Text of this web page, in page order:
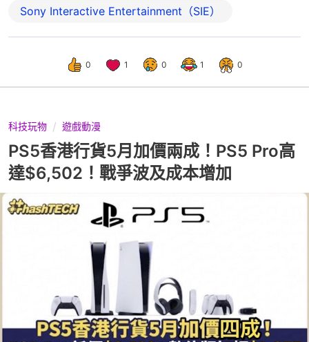
Sony Interactive Entertainment（SIE）
0 1 0 1 0
科技玩物 遊戲動漫
PS5香港行貨5月加價兩成！PS5 Pro高
達$6,502！戰爭波及成本增加